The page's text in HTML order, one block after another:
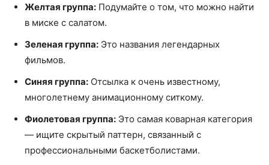
Желтая группа: Подумайте о том, что можно найти
в миске с салатом.
Зеленая группа: Это названия легендарных
фильмов.
Синяя группа: Отсылка к очень известному,
многолетнему анимационному ситкому.
Фиолетовая группа: Это самая коварная категория
— ищите скрытый паттерн, связанный с
профессиональными баскетболистами.